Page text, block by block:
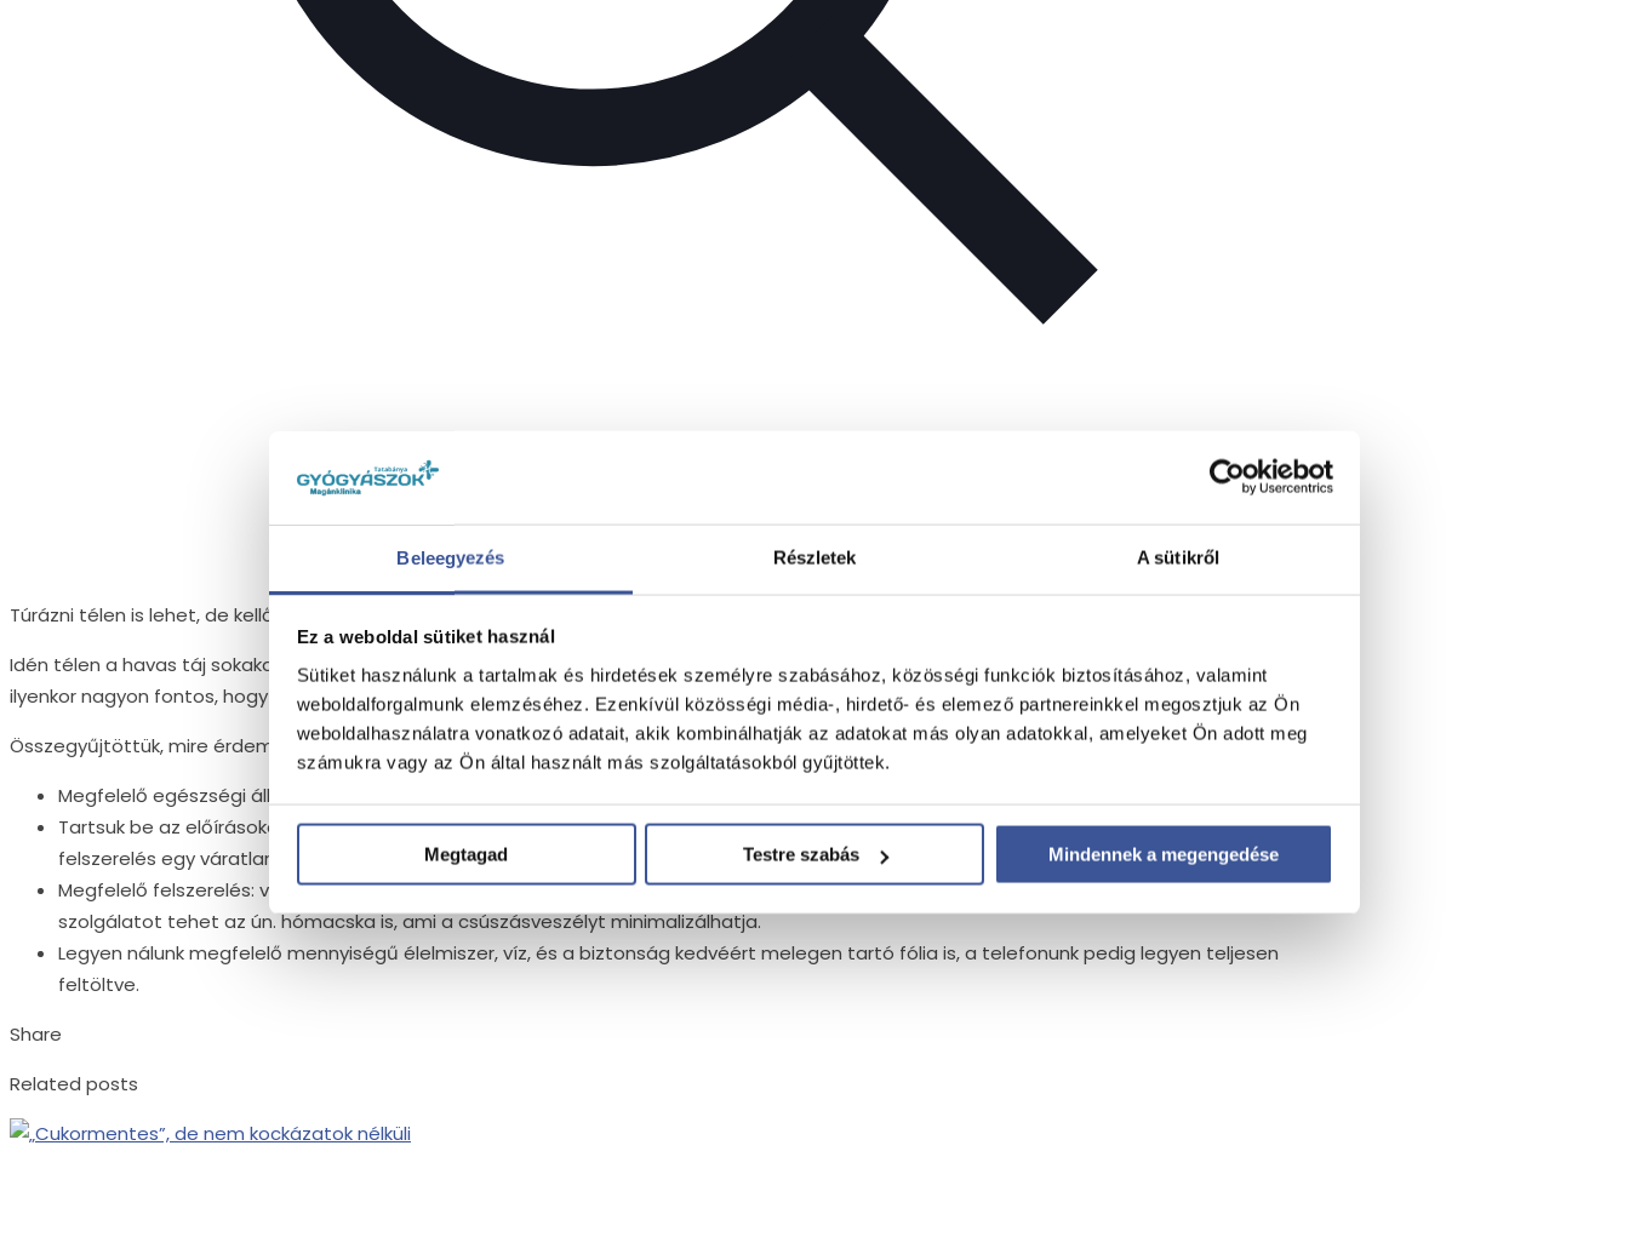
Beleegyezés Részletek A sütikről
Ez a weboldal sütiket használ
Sütiket használunk a tartalmak és hirdetések személyre szabásához, közösségi funkciók biztosításához, valamint
weboldalforgalmunk elemzéséhez. Ezenkívül közösségi média-, hirdető- és elemező partnereinkkel megosztjuk az Ön
weboldalhasználatra vonatkozó adatait, akik kombinálhatják az adatokat más olyan adatokkal, amelyeket Ön adott meg
számukra vagy az Ön által használt más szolgáltatásokból gyűjtöttek.
Megtagad Testre szabás Mindennek a megengedése
Túrázni télen is lehet, de kellő odafigyelést igényel
Idén télen a havas táj sokakat csábított a hideg ellenére is a természetbe. És bár az
immunerősítésnek is fontos része a szabadban töltött idő,
ilyenkor nagyon fontos, hogy körültekintően járjunk el, hogy a túra valódi élmény legyen.
Összegyűjtöttük, mire érdemes fokozottan figyelnünk:
Megfelelő egészségi állapot: sérülten, betegen ne induljunk útnak, ezzel egy súlyosabb szövődményt is kockáztathatunk.
Tartsuk be az előírásokat: figyeljünk az időjárás előrejelzésekre és szervezett túra esetén a szervezők kéréseire. Az ajánlott vagy akár kötelező
felszerelés egy váratlan eseménynél fontos lehet, így mindenképp tartsuk be az előírásokat!
Megfelelő felszerelés: válasszunk mindig kényelmes, kipróbált ruházatot, a túracipőnkre fordítsunk külön figyelmet. Havas, jeges terepen jó
szolgálatot tehet az ún. hómacska is, ami a csúszásveszélyt minimalizálhatja.
Legyen nálunk megfelelő mennyiségű élelmiszer, víz, és a biztonság kedvéért melegen tartó fólia is, a telefonunk pedig legyen teljesen
feltöltve.
Share
Related posts